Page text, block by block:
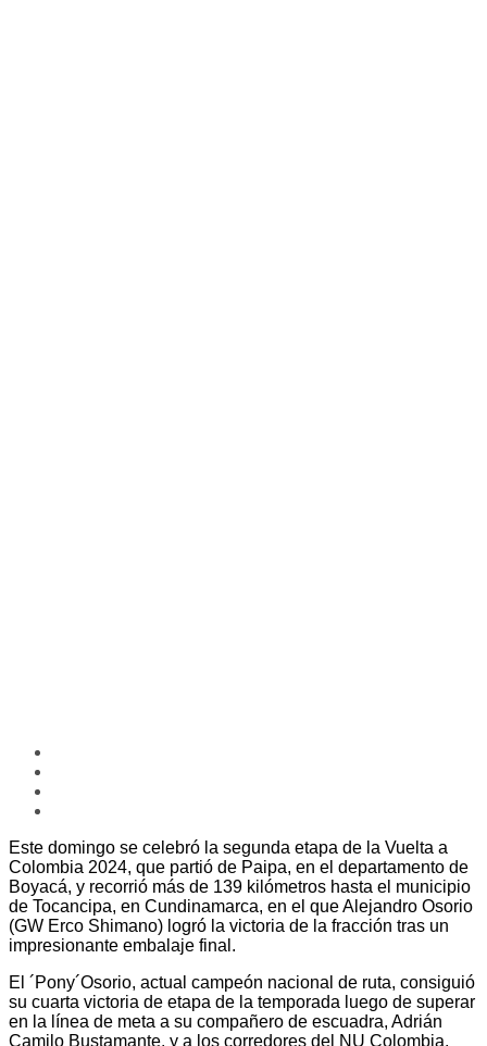
Este domingo se celebró la segunda etapa de la Vuelta a
Colombia 2024, que partió de Paipa, en el departamento de
Boyacá, y recorrió más de 139 kilómetros hasta el municipio
de Tocancipa, en Cundinamarca, en el que Alejandro Osorio
(GW Erco Shimano) logró la victoria de la fracción tras un
impresionante embalaje final.
El ´Pony´Osorio, actual campeón nacional de ruta, consiguió
su cuarta victoria de etapa de la temporada luego de superar
en la línea de meta a su compañero de escuadra, Adrián
Camilo Bustamante, y a los corredores del NU Colombia,